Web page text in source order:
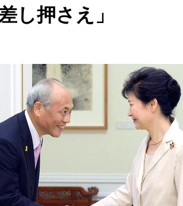
し押さえ」